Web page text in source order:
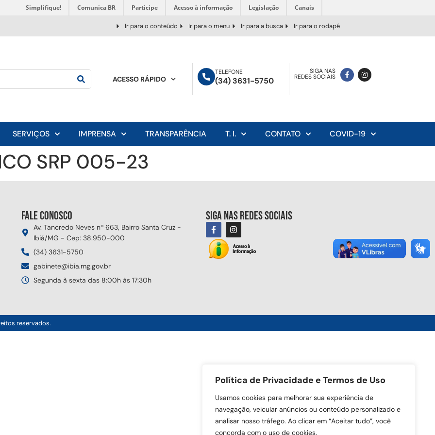
Política de Privacidade e Termos de Uso
Usamos cookies para melhorar sua experiência de
navegação, veicular anúncios ou conteúdo personalizado e
analisar nosso tráfego. Ao clicar em “Aceitar tudo”, você
concorda com o uso de cookies.
Simplifique! Comunica BR Participe Acesso à informação Legislação Canais
Ir para o conteúdo Ir para o menu Ir para a busca Ir para o rodapé
ACESSO RÁPIDO
TELEFONE
(34) 3631-5750
SIGA NAS
REDES SOCIAIS
SERVIÇOS IMPRENSA TRANSPARÊNCIA T. I. CONTATO COVID-19
SRP 005-23
Fale conosco
Av. Tancredo Neves nº 663, Bairro Santa Cruz -
Ibiá/MG - Cep: 38.950-000
(34) 3631-5750
gabinete@ibia.mg.gov.br
Segunda à sexta das 8:00h às 17:30h
Siga nas redes sociais
reservados.